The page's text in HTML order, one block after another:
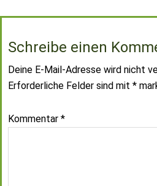
Schreibe einen
Deine E-Mail-Adresse wird nicht
Erforderliche Felder sind mit *
Kommentar *